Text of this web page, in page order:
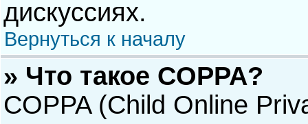
дискуссиях.
Вернуться к началу
» Что такое COPPA?
COPPA (Child Online